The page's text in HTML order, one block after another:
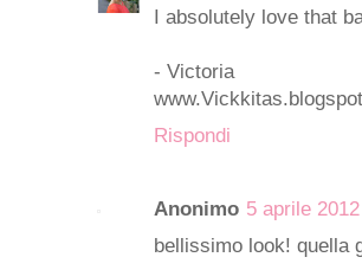
I absolutely love that
- Victoria
Rispondi
Anonimo 5 aprile
bellissimo look! quella